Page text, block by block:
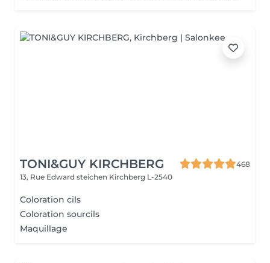
TONI&GUY KIRCHBERG
468
13, Rue Edward steichen Kirchberg L-2540
Coloration cils
Coloration sourcils
Maquillage